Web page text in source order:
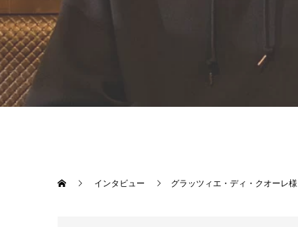
インタビュー グラッツィエ・ディ・クオーレ様